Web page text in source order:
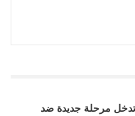
مرحلة جديدة ضد